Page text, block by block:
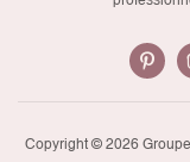
Copyright © 2026